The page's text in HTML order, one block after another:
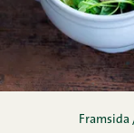
Framsida